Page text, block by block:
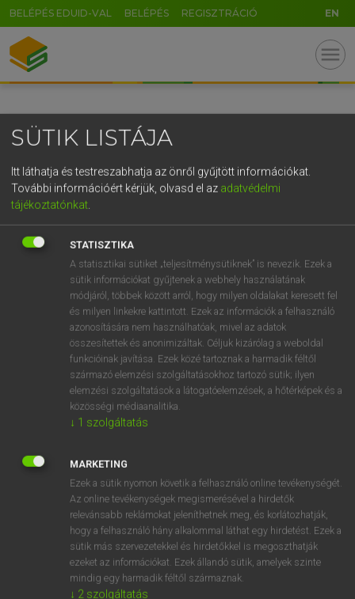
BELÉPÉS EDUID-VAL BELÉPÉS REGISZTRÁCIÓ EN
menu
OOOOPS!
SZOTAR.NET APPLIKÁCIÓ
MICROSOFT OFFICE BŐVÍTMÉNY
BEÉPÜLŐ SZÓTÁRMODUL
ONLINE NYELVVIZSGA
SÜTIK LISTÁJA
Itt láthatja és testreszabhatja az önről gyűjtött információkat.
További információért kérjük, olvasd el az adatvédelmi
tájékoztatónkat
STATISZTIKA
A statisztikai sütiket „teljesítménysütiknek” is nevezik. Ezek a
sütik információkat gyűjtenek a webhely használatának
módjáról, többek között arról, hogy milyen oldalakat keresett fel
és milyen linkekre kattintott. Ezek az információk a felhasználó
azonosítására nem használhatóak, mivel az adatok
összesítettek és anonimizáltak. Céljuk kizárólag a weboldal
funkcióinak javítása. Ezek közé tartoznak a harmadik féltől
származó elemzési szolgáltatásokhoz tartozó sütik; ilyen
elemzési szolgáltatások a látogatóelemzések, a hőtérképek és a
közösségi médiaanalitika.
↓ 1 szolgáltatás
MARKETING
Ezek a sütik nyomon követik a felhasználó online tevékenységét.
Az online tevékenységek megismerésével a hirdetők
relevánsabb reklámokat jeleníthetnek meg, és korlátozhatják,
hogy a felhasználó hány alkalommal láthat egy hirdetést. Ezek a
sütik más szervezetekkel és hirdetőkkel is megoszthatják
ezeket az információkat. Ezek állandó sütik, amelyek szinte
mindig egy harmadik féltől származnak.
↓ 2 szolgáltatás
GR
5
g h k l
v b n m , . - AltGr